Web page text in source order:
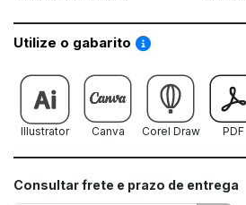
Utilize o gabarito Saiba como
Illustrator Canva Corel Draw PDF
Consultar frete e prazo de entrega